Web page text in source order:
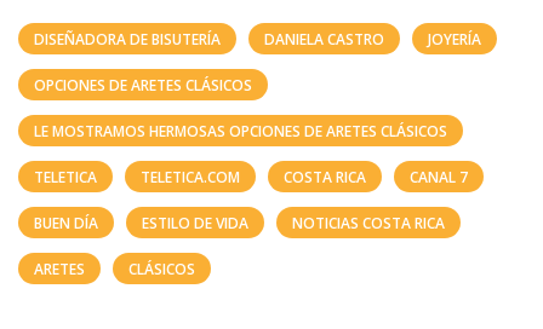
DISEÑADORA DE BISUTERÍA DANIELA CASTRO JOYERÍA
OPCIONES DE ARETES CLÁSICOS
LE MOSTRAMOS HERMOSAS OPCIONES DE ARETES CLÁSICOS
TELETICA TELETICA.COM COSTA RICA CANAL 7
BUEN DÍA ESTILO DE VIDA NOTICIAS COSTA RICA
ARETES CLÁSICOS